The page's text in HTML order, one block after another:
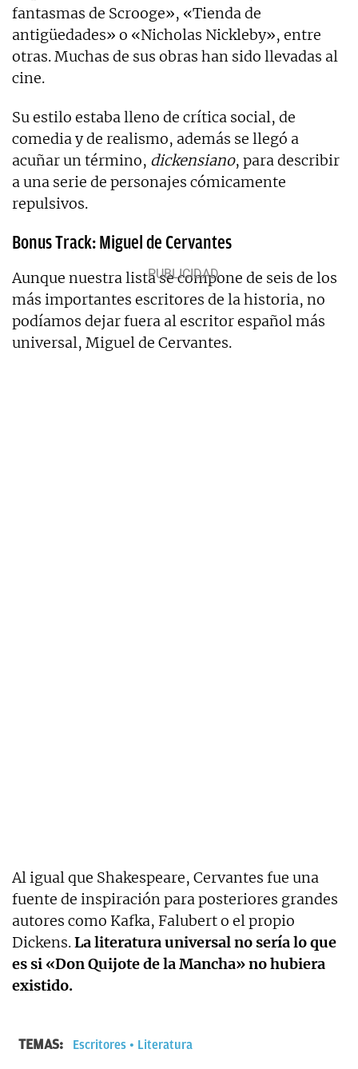
fantasmas de Scrooge», «Tienda de
antigüedades» o «Nicholas Nickleby», entre
otras. Muchas de sus obras han sido llevadas al
cine.
Su estilo estaba lleno de crítica social, de
comedia y de realismo, además se llegó a
acuñar un término, dickensiano, para describir
a una serie de personajes cómicamente
repulsivos.
Bonus Track: Miguel de Cervantes
Aunque nuestra lista se compone de seis de los
más importantes escritores de la historia, no
podíamos dejar fuera al escritor español más
universal, Miguel de Cervantes.
Al igual que Shakespeare, Cervantes fue una
fuente de inspiración para posteriores grandes
autores como Kafka, Falubert o el propio
Dickens.La literatura universal no sería lo que
es si «Don Quijote de la Mancha» no hubiera
existido.
TEMAS: Escritores Literatura